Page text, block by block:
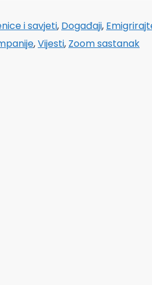
i savjeti, Događaji,
,Vijesti, Zoom sastanak